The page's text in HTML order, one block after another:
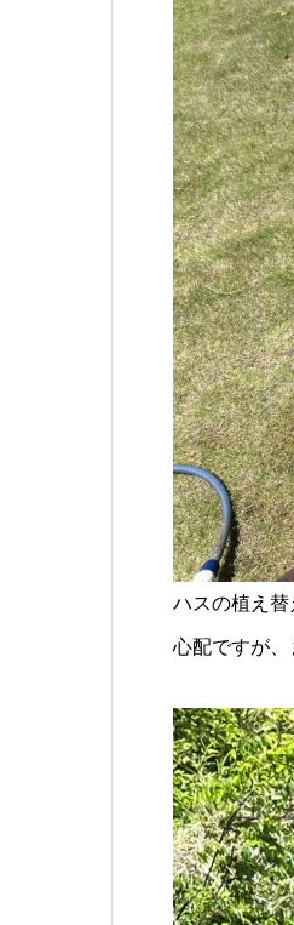
ハスの植え
心配ですが、